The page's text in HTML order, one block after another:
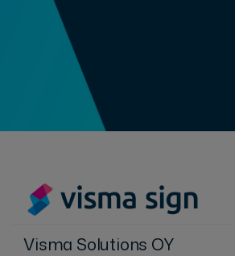
Visma Solutions OY